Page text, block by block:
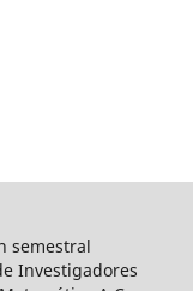
semestral
Investigadores